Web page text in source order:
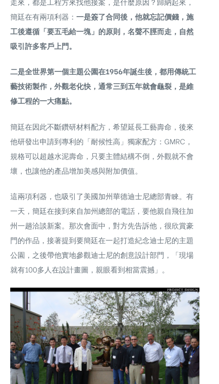
簡廷在有兩項利器： 一是簽了合同後，他就忘記價錢，施
工後遵循「要五毛給一塊」的原則，名聲不脛而走，自然
吸引許多客戶上門。
二是全世界第一個主題公園在1956年誕生後，都用傳統工
藝技術製作，外觀老化快，通常三到五年就會龜裂，是維
修工程的一大痛點。
簡廷在因此不斷鑽研材料配方，希望延長工藝壽命，後來
他研發出申請到專利的「耐候性高」獨家配方：GMRC，
規格可以超越水泥壽命，只要主體結構不倒，外觀就不會
壞，也讓他的產品增加美感與附加價值。
這兩項利器，也吸引了美國加州華德迪士尼總部青睞。有
一天，簡廷在接到來自加州總部的電話，要他親自飛往加
州一趟洽談新案。那次會面中，對方先告訴他，很欣賞豪
門的作品，接著提到要簡廷在一起打造紀念迪士尼的主題
公園，之後帶他實地參觀迪士尼的創意設計部門，「現場
就有100多人在設計畫圖，親眼看到相當震撼」。